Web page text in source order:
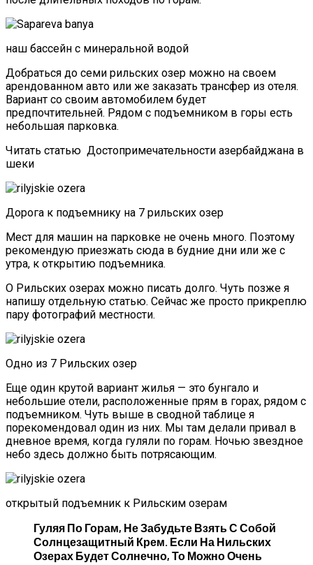
наш бассейн с минеральной водой
Добраться до семи рильских озер можно на своем
арендованном авто или же заказать трансфер из отеля.
Вариант со своим автомобилем будет
предпочтительней. Рядом с подъемником в горы есть
небольшая парковка.
Читать статью Достопримечательности азербайджана в
шеки
Дорога к подъемнику на 7 рильских озер
Мест для машин на парковке не очень много. Поэтому
рекомендую приезжать сюда в будние дни или же с
утра, к открытию подъемника.
О Рильских озерах можно писать долго. Чуть позже я
напишу отдельную статью. Сейчас же просто прикреплю
пару фотографий местности.
Одно из 7 Рильских озер
Еще один крутой вариант жилья — это бунгало и
небольшие отели, расположенные прям в горах, рядом с
подъемником. Чуть выше в сводной таблице я
порекомендовал один из них. Мы там делали привал в
дневное время, когда гуляли по горам. Ночью звездное
небо здесь должно быть потрясающим.
открытый подъемник к Рильским озерам
Гуляя По Горам, Не Забудьте Взять С Собой
Солнцезащитный Крем. Если На Нильских
Озерах Будет Солнечно, То Можно Очень